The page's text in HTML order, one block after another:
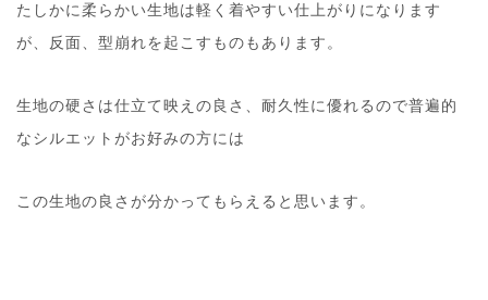
たしかに柔らかい生地は軽く着やすい仕上がりになります
が、反面、型崩れを起こすものもあります。
生地の硬さは仕立て映えの良さ、耐久性に優れるので普遍的
なシルエットがお好みの方には
この生地の良さが分かってもらえると思います。